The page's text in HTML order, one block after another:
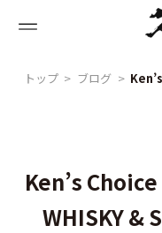
content
トップ ブログ
Ken’s Choice
WHISKY &